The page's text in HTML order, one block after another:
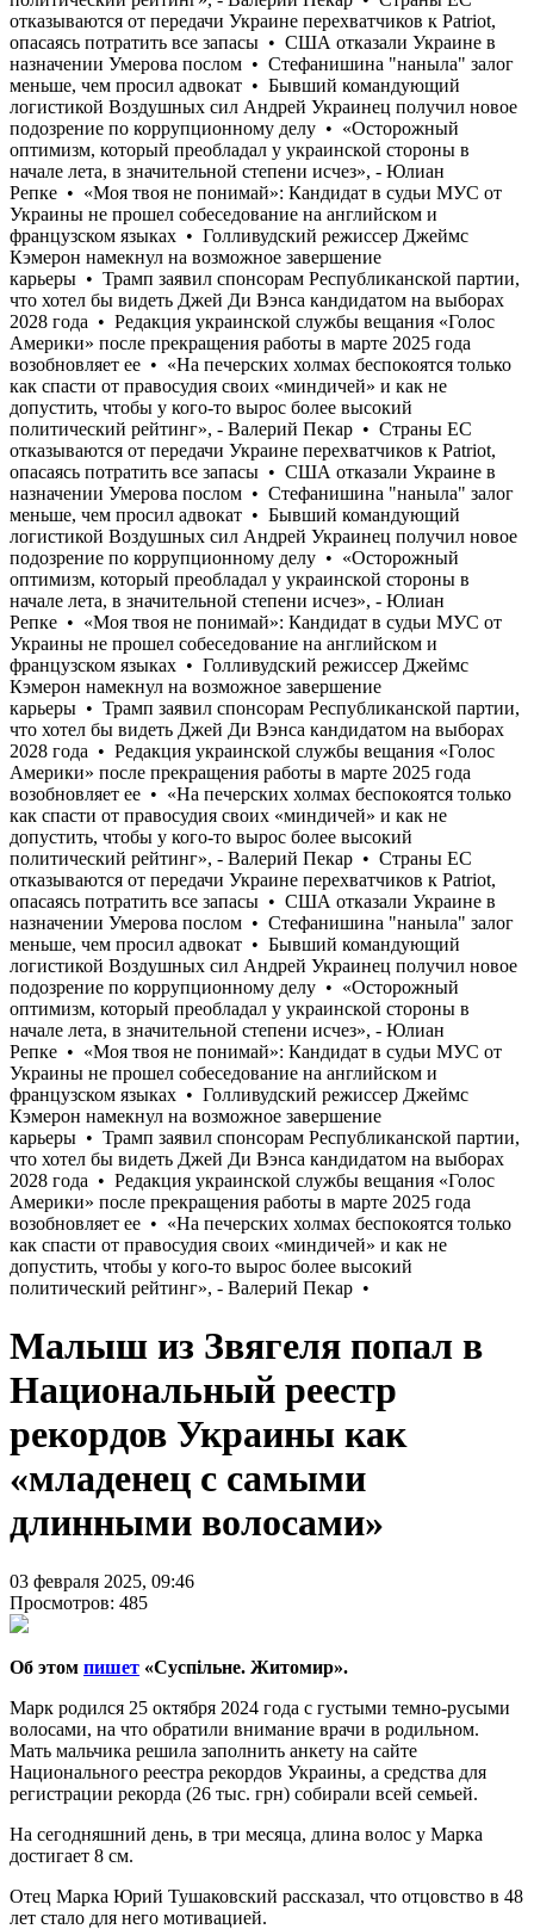
Малыш из Звягеля попал в
Национальный реестр
рекордов Украины как
«младенец с самыми
длинными волосами»
03 февраля 2025, 09:46
Просмотров: 485
Об этом пишет «Суспільне. Житомир».
Марк родился 25 октября 2024 года с густыми темно-русыми
волосами, на что обратили внимание врачи в родильном.
Мать мальчика решила заполнить анкету на сайте
Национального реестра рекордов Украины, а средства для
регистрации рекорда (26 тыс. грн) собирали всей семьей.
На сегодняшний день, в три месяца, длина волос у Марка
достигает 8 см.
Отец Марка Юрий Тушаковский рассказал, что отцовство в 48
лет стало для него мотивацией.